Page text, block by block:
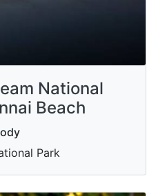
National
Beach
Park